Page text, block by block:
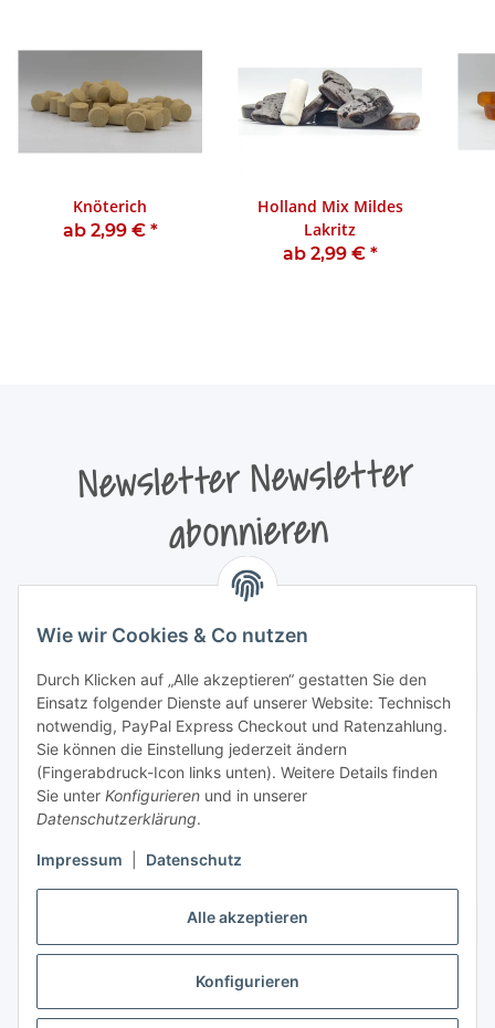
Alle akzeptieren
Konfigurieren
Wie wir Cookies & Co nutzen
Durch Klicken auf „Alle akzeptieren“ gestatten Sie den
Einsatz folgender Dienste auf unserer Website: Technisch
notwendig, PayPal Express Checkout und Ratenzahlung.
Sie können die Einstellung jederzeit ändern
(Fingerabdruck-Icon links unten). Weitere Details finden
Sie unter Konfigurieren und in unserer
Datenschutzerklärung.
Impressum Datenschutz
Knöterich
ab 2,99 € *
Holland Mix Mildes
Lakritz
ab 2,99 € *
Newsletter Newsletter
abonnieren
Bitte senden Sie mir entsprechend Ihrer
Informationen zu Ihrem Produktsortiment per E-Mail zu.
Newsletter abonnieren
Newsletter Newsletter abonnieren
Informationen
Gesetzliche Informationen
Vertrag widerrufen